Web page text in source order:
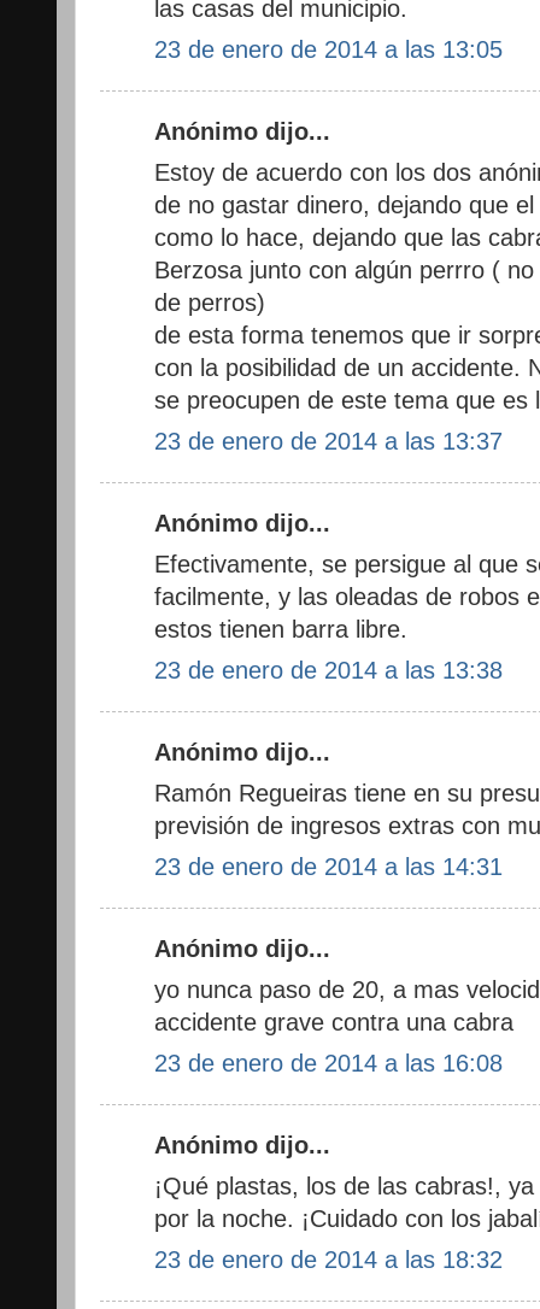
las casas del municipio.
23 de enero de 2014 a las 13:05
Anónimo dijo...
Estoy de acuerdo con los dos
de no gastar dinero, dejando que
como lo hace, dejando que las
Berzosa junto con algún perrro (
de perros)
de esta forma tenemos que ir
con la posibilidad de un accidente.
se preocupen de este tema que es
23 de enero de 2014 a las 13:37
Anónimo dijo...
Efectivamente, se persigue al que
facilmente, y las oleadas de robos
estos tienen barra libre.
23 de enero de 2014 a las 13:38
Anónimo dijo...
Ramón Regueiras tiene en su
previsión de ingresos extras con
23 de enero de 2014 a las 14:31
Anónimo dijo...
yo nunca paso de 20, a mas
accidente grave contra una cabra
23 de enero de 2014 a las 16:08
Anónimo dijo...
¡Qué plastas, los de las cabras!,
por la noche. ¡Cuidado con los
23 de enero de 2014 a las 18:32